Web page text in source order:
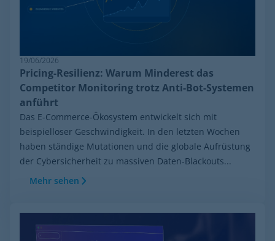
19/06/2026
Pricing-Resilienz: Warum Minderest das
Competitor Monitoring trotz Anti-Bot-Systemen
anführt
Das E-Commerce-Ökosystem entwickelt sich mit
beispielloser Geschwindigkeit. In den letzten Wochen
haben ständige Mutationen und die globale Aufrüstung
der Cybersicherheit zu massiven Daten-Blackouts...
Mehr sehen